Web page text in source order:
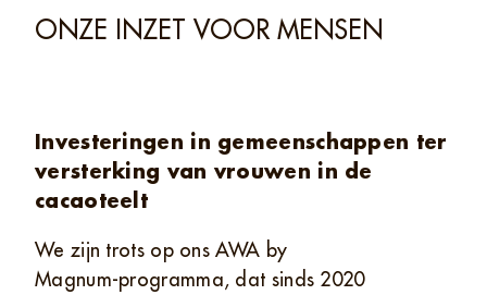
ONZE INZET VOOR MENSEN
Investeringen in gemeenschappen ter
versterking van vrouwen in de
cacaoteelt
We zijn trots op ons AWA by
Magnum‑programma, dat sinds 2020